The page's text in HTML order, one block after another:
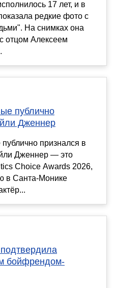
17 лет, и в
редкие фото с
На снимках она
отцом Алексеем
публично
Дженнер
признался в
Дженнер — это
Choice Awards 2026,
в Санта-Монике
бойфрендом-